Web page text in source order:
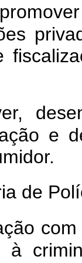
e
de
à